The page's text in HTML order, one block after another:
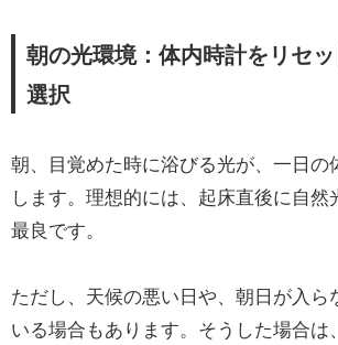
朝の光環境：体内時計をリセ
選択
朝、目覚めた時に浴びる光が、一日の
します。理想的には、起床直後に自
最良です。
ただし、天候の悪い日や、朝日が入ら
いる場合もあります。そうした場合は